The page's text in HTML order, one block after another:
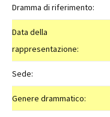
Dramma di riferimento:
Data della
rappresentazione:
Sede:
Genere drammatico: